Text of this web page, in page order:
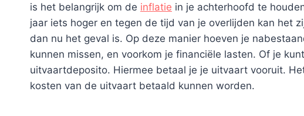
is het belangrijk om de inflatie in je achterhoofd te
jaar iets hoger en tegen de tijd van je overlijden kan het
dan nu het geval is. Op deze manier hoeven je
kunnen missen, en voorkom je financiële lasten. Of je
uitvaartdeposito. Hiermee betaal je je uitvaart vooruit.
kosten van de uitvaart betaald kunnen worden.